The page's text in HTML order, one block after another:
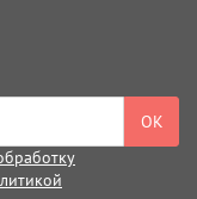
ОК